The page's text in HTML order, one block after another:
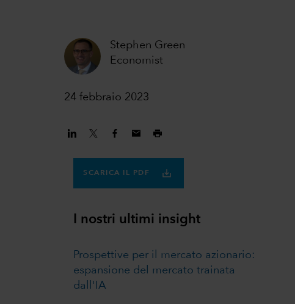
Stephen Green
Economist
24 febbraio 2023
SCARICA IL PDF
I nostri ultimi insight
Prospettive per il mercato azionario:
espansione del mercato trainata
dall'IA